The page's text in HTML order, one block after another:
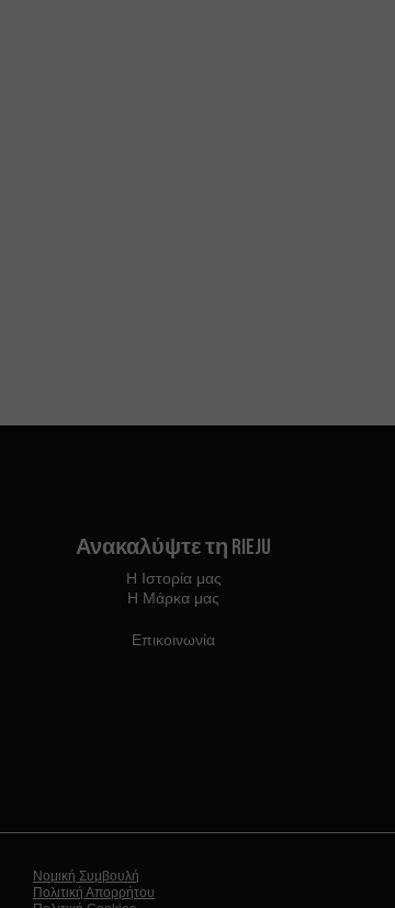
Ανακαλύψτε τη Rieju
Η Ιστορία μας
Η Μάρκα μας
Επικοινωνία
Νομική Συμβουλή
Πολιτική Απορρήτου